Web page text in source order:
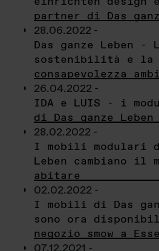
partner di Das
28.06.2022 -
Das ganze Leben -
sostenibilità e la
consapevolezza
26.04.2022 -
IDA e LUIS - i
di Das ganze Leben
28.02.2022 -
I mobili modulari
Leben cambiano il
abitare
02.02.2022 -
I mobili di Das
sono ora
negozio smow a
07.12.2021 -